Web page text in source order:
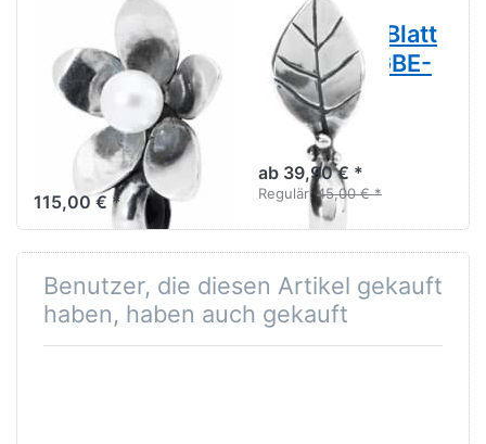
TROLLBEADS
Anemone
Spacer TAGBE-
00214 ,,
RETIRED 2020"
Beachte, dass der Spacer
bei Lederarmbändern nicht
funktioniert.
115,00 € *
TROLLBEADS
Trollbeads Blatt
Spacer TAGBE-
20166
Trollbeads T I A R A
Kollektion
ab 39,90 € *
Regulär:45,00 € *
Benutzer, die diesen Artikel gekauft
haben, haben auch gekauft